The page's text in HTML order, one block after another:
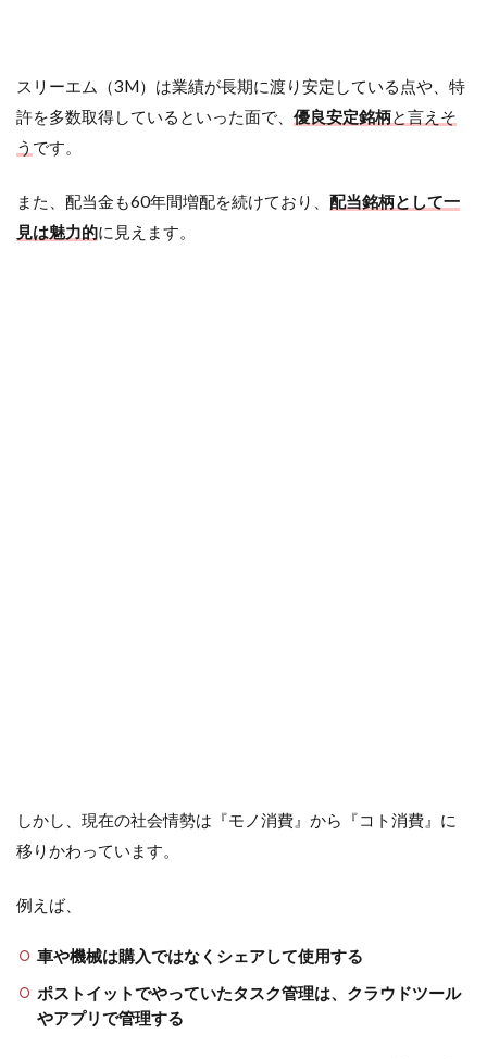
スリーエム（3M）は業績が長期に渡り安定している点や、特
許を多数取得しているといった面で、 優良安定銘柄と言えそ
う です。
また、配当金も60年間増配を続けており、 配当銘柄として一
見は魅力的に見えます。
しかし、現在の社会情勢は『モノ消費』から『コト消費』に
移りかわっています。
例えば、
車や機械は購入ではなくシェアして使用する
ポストイットでやっていたタスク管理は、クラウドツール
やアプリで管理する